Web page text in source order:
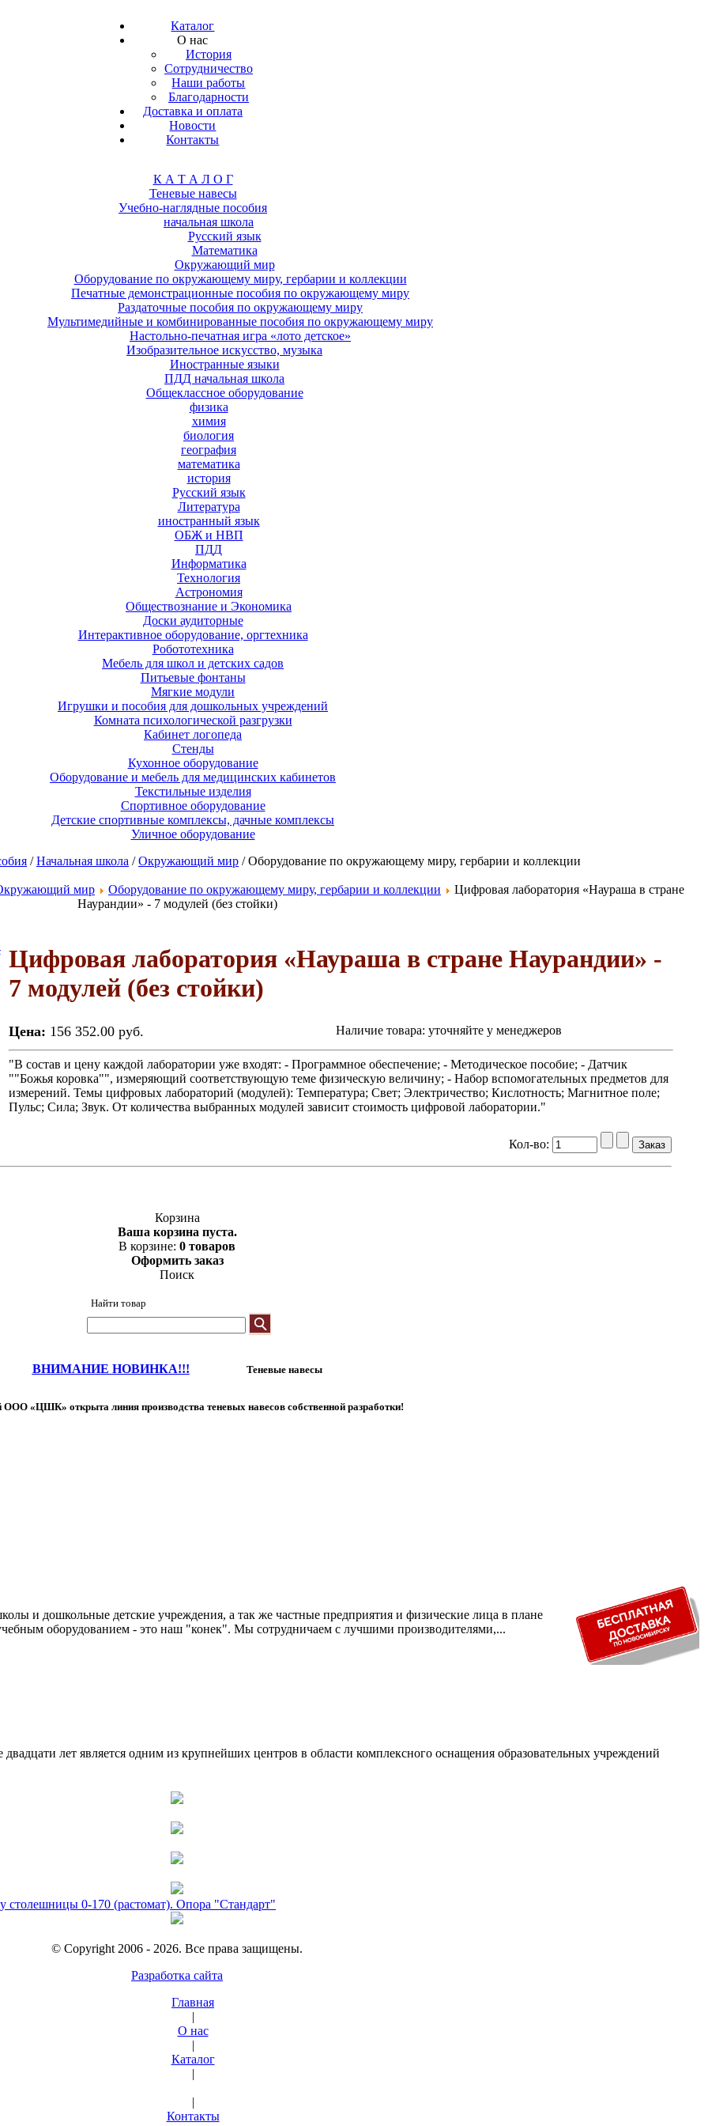
Каталог
О нас
История
Сотрудничество
Наши работы
Благодарности
Доставка и оплата
Новости
Контакты
К А Т А Л О Г
Теневые навесы
Учебно-наглядные пособия
начальная школа
Русский язык
Математика
Окружающий мир
Оборудование по окружающему миру, гербарии и коллекции
Печатные демонстрационные пособия по окружающему миру
Раздаточные пособия по окружающему миру
Мультимедийные и комбинированные пособия по окружающему миру
Настольно-печатная игра «лото детское»
Изобразительное искусство, музыка
Иностранные языки
ПДД начальная школа
Общеклассное оборудование
физика
химия
биология
география
математика
история
Русский язык
Литература
иностранный язык
ОБЖ и НВП
ПДД
Информатика
Технология
Астрономия
Обществознание и Экономика
Доски аудиторные
Интерактивное оборудование, оргтехника
Робототехника
Мебель для школ и детских садов
Питьевые фонтаны
Мягкие модули
Игрушки и пособия для дошкольных учреждений
Комната психологической разгрузки
Кабинет логопеда
Стенды
Кухонное оборудование
Оборудование и мебель для медицинских кабинетов
Текстильные изделия
Спортивное оборудование
Детские спортивные комплексы, дачные комплексы
Уличное оборудование
/Начальная школа /Окружающий мир / Оборудование по окружающему миру, гербарии и коллекции
мир Оборудование по окружающему миру, гербарии и коллекции
Цифровая лаборатория «Наураша в стране
Наурандии» - 7 модулей (без стойки)
Цифровая лаборатория «Наураша в стране Наурандии» -
7 модулей (без стойки)
Цена: 156 352.00 руб. Наличие товара: уточняйте у менеджеров
"В состав и цену каждой лаборатории уже входят: - Программное обеспечение; - Методическое пособие; - Датчик
""Божья коровка"", измеряющий соответствующую теме физическую величину; - Набор вспомогательных предметов для
измерений. Темы цифровых лабораторий (модулей): Температура; Свет; Электричество; Кислотность; Магнитное поле;
Пульс; Сила; Звук. От количества выбранных модулей зависит стоимость цифровой лаборатории."
Кол-во:
Корзина
Ваша корзина пуста.
В корзине: 0 товаров
Оформить заказ
Поиск
Найти товар
ВНИМАНИЕ НОВИНКА!!! Теневые навесы
ООО «ЦШК» открыта линия производства теневых навесов собственной разработки!
и дошкольные детские учреждения, а так же частные предприятия и физические лица в плане
оборудованием - это наш "конек". Мы сотрудничаем с лучшими производителями,...
лет является одним из крупнейших центров в области комплексного оснащения образовательных учреждений
столешницы 0-170 (растомат). Опора "Стандарт"
© Copyright 2006 - 2026. Все права защищены.
Разработка сайта
Главная
|
О нас
|
Каталог
|
|
Контакты